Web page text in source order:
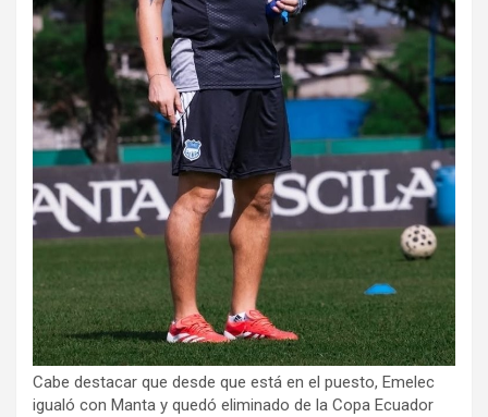
Cabe destacar que desde que está en el puesto, Emelec
igualó con Manta y quedó eliminado de la Copa Ecuador